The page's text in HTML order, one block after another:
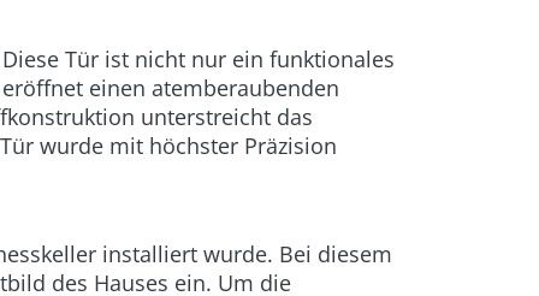
Tür ist nicht nur ein funktionales
einen atemberaubenden
unterstreicht das
wurde mit höchster Präzision
installiert wurde. Bei diesem
des Hauses ein. Um die